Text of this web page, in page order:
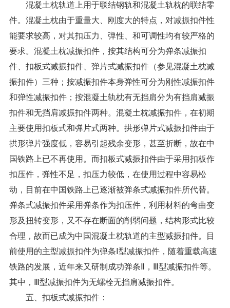
混凝土枕轨道上用于联结钢轨和混凝土轨枕的联结零
件。混凝土枕由于重量大、刚度大的特点，对减振扣件性
能要求较高，对其扣压力、弹性、和可调性均有较严格的
要求。混凝土枕减振扣件，按其结构可分为弹条减振扣
件、扣板式减振扣件、弹片式减振扣件（参见混凝土枕减
振扣件）三种；按减振扣件本身弹性可分为刚性减振扣件
和弹性减振扣件；按混凝土轨枕有无挡肩分为有挡肩减振
扣件和无挡肩减振扣件两种。混凝土枕减振扣件，在初期
主要使用扣板式和弹片式两种。拱形弹片式减振扣件由于
拱形弹片强度低，容易引起残余变形，甚至折断，故在中
国铁路上已不再使用。而扣板式减振扣件由于采用扣板作
扣压件，弹性不足，扣压力较低，在使用过程中容易松
动，目前在中国铁路上已逐渐被弹条式减振扣件所代替。
弹条式减振扣件采用弹条作为扣压件，利用材料的弯曲变
形及扭转变形，又不存在断面的削弱问题，结构形式比较
合理，故而已成为中国混凝土枕轨道的主型减振扣件。目
前使用的主型减振扣件为弹条Ⅰ型减振扣件，随着重载高速
铁路的发展，近年来又研制成功弹条Ⅱ，Ⅲ型减振扣件等。
其中，Ⅲ型减振扣件为无螺栓无挡肩减振扣件。
五、扣板式减振扣件：